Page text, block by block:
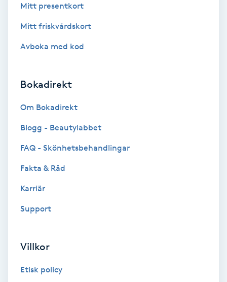
Hyaluronsyra
Hårförlängning
Hälsa
Idrottsmassage
Mitt presentkort
Mitt friskvårdskort
Avboka med kod
Bokadirekt
Om Bokadirekt
Blogg - Beautylabbet
FAQ - Skönhetsbehandlingar
Fakta & Råd
Karriär
Support
Villkor
Etisk policy